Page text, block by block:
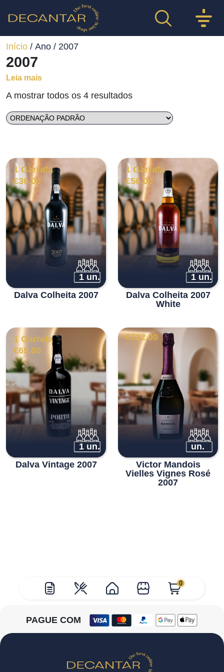
0
Início / Ano / 2007
2007
Leia mais
A mostrar todos os 4 resultados
1 Garrafa
€36.00
1 un.
Dalva Colheita 2007
1 Garrafa
€56.00
1 un.
Dalva Colheita 2007
White
1 Garrafa
€65.00
1 un.
Dalva Vintage 2007
€722.00
un.
Victor Mandois
Vielles Vignes Rosé
2007
PAGUE COM